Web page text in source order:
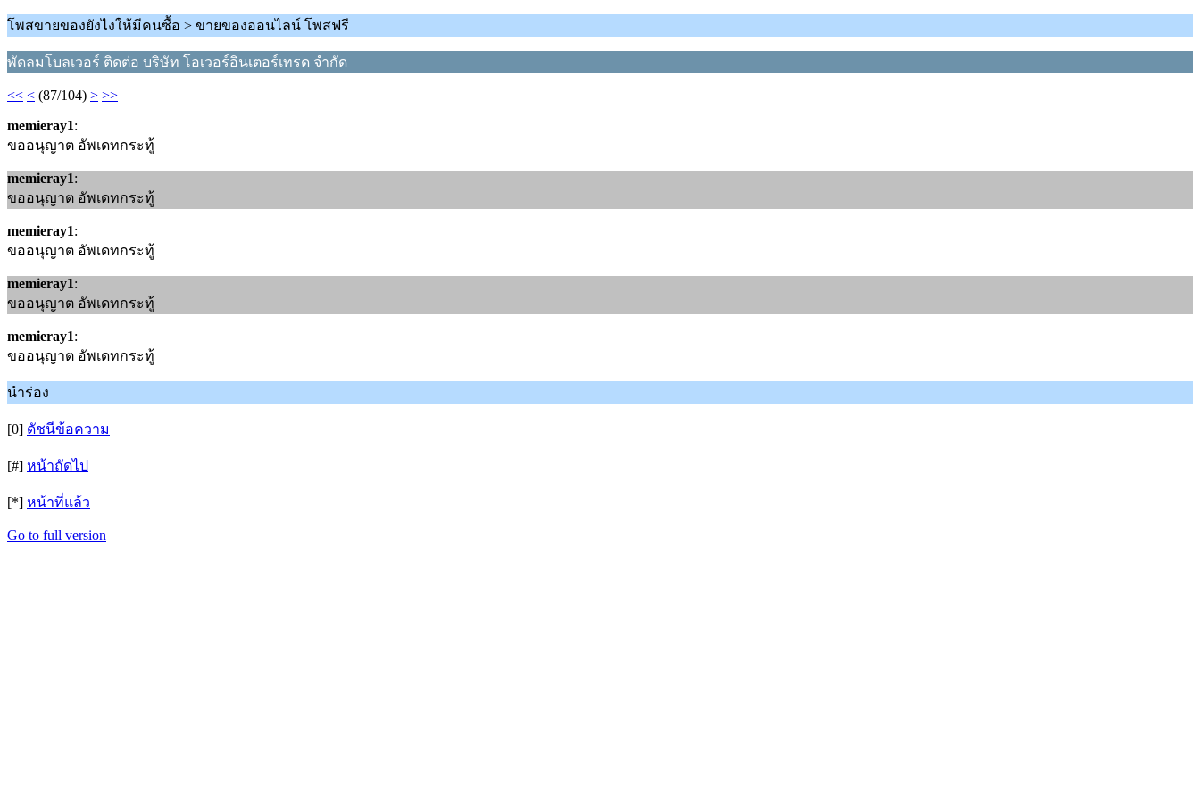
โพสขายของยังไงให้มีคนซื้อ > ขายของออนไลน์ โพสฟรี
พัดลมโบลเวอร์ ติดต่อ บริษัท โอเวอร์อินเตอร์เทรด จำกัด
<< < (87/104) > >>
memieray1:
ขออนุญาต อัพเดทกระทู้
memieray1:
ขออนุญาต อัพเดทกระทู้
memieray1:
ขออนุญาต อัพเดทกระทู้
memieray1:
ขออนุญาต อัพเดทกระทู้
memieray1:
ขออนุญาต อัพเดทกระทู้
นำร่อง
[0] ดัชนีข้อความ
[#] หน้าถัดไป
[*] หน้าที่แล้ว
Go to full version